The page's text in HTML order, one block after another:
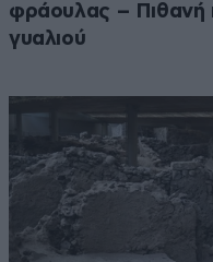
φράουλας – Πιθανή
γυαλιού